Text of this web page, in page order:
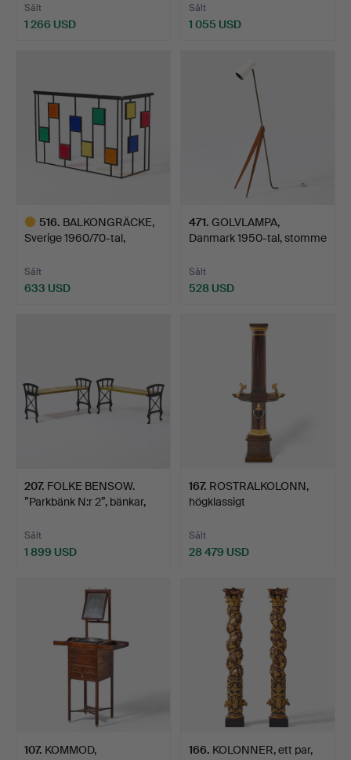
Sålt
1 266 USD
Sålt
1 055 USD
516. BALKONGRÄCKE,
Sverige 1960/70-tal,
Sålt
633 USD
471. GOLVLAMPA,
Danmark 1950-tal, stomme
Sålt
528 USD
207. FOLKE BENSOW.
”Parkbänk N:r 2”, bänkar,
Sålt
1 899 USD
167. ROSTRALKOLONN,
högklassigt
Sålt
28 479 USD
107. KOMMOD,
166. KOLONNER, ett par,